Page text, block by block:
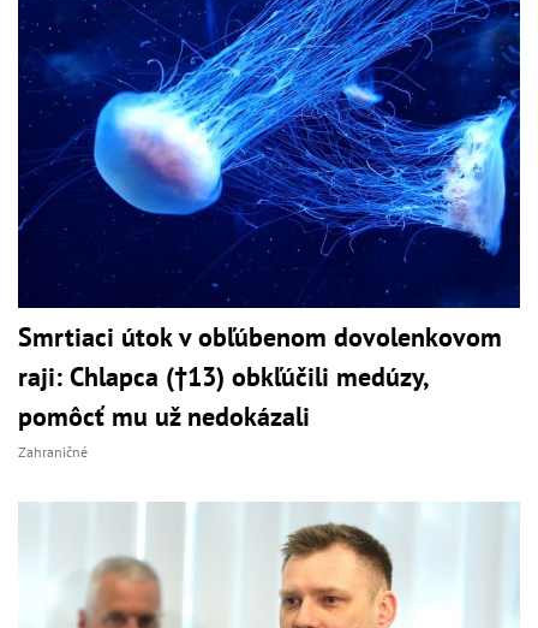
Smrtiaci útok v obľúbenom dovolenkovom
raji: Chlapca (†13) obkľúčili medúzy,
pomôcť mu už nedokázali
Zahraničné